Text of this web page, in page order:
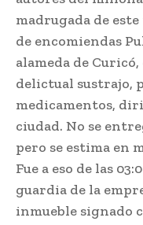
madrugada de
de encomiendas
alameda de
delictual sustrajo,
medicamentos,
ciudad. No se
pero se estima en
Fue a eso de las
guardia de la
inmueble signado